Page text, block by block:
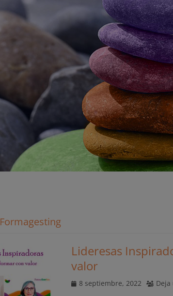
Formagesting
Lideresas
valor
Publicado
8 septiembre, 2022